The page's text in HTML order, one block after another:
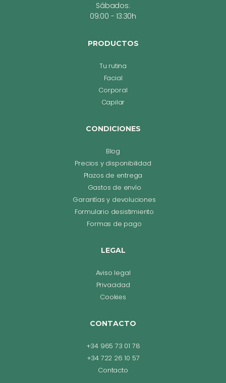
Sábados:
09:00 - 13:30h
PRODUCTOS
Tu rutina
Facial
Corporal
Capilar
CONDICIONES
Blog
Precios y disponibilidad
Plazos de entrega
Gastos de envío
Garantías y devoluciones
Formulario desistimiento
Formas de pago
LEGAL
Aviso legal
Privacidad
Cookies
CONTACTO
+34 965 73 01 78
+34 722 26 10 57
Contacto